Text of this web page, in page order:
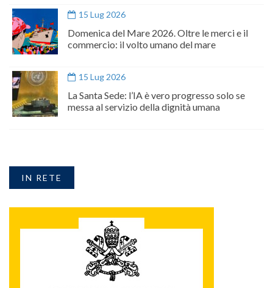
15 Lug 2026
Domenica del Mare 2026. Oltre le merci e il
commercio: il volto umano del mare
15 Lug 2026
La Santa Sede: l’IA è vero progresso solo se
messa al servizio della dignità umana
IN RETE